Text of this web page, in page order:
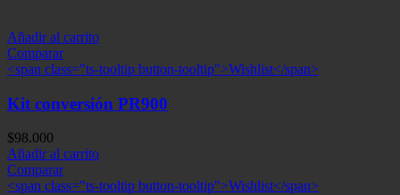
Añadir al carrito
Comparar
<span class="ts-tooltip button-tooltip">Wishlist</span>
Kit conversión PR900
$98.000
Añadir al carrito
Comparar
<span class="ts-tooltip button-tooltip">Wishlist</span>